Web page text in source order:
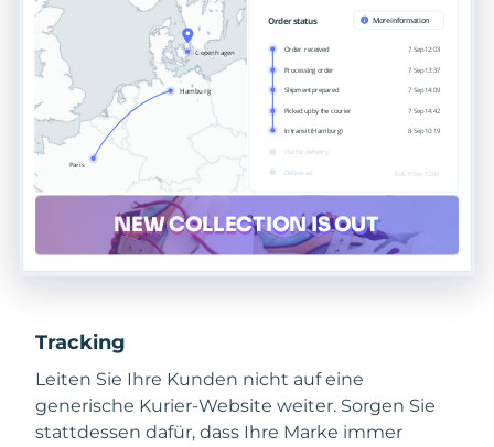
Tracking
Leiten Sie Ihre Kunden nicht auf eine
generische Kurier-Website weiter. Sorgen Sie
stattdessen dafür, dass Ihre Marke immer